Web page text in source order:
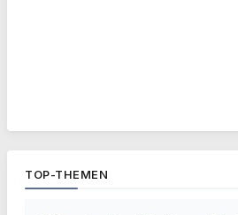
TOP-THEMEN